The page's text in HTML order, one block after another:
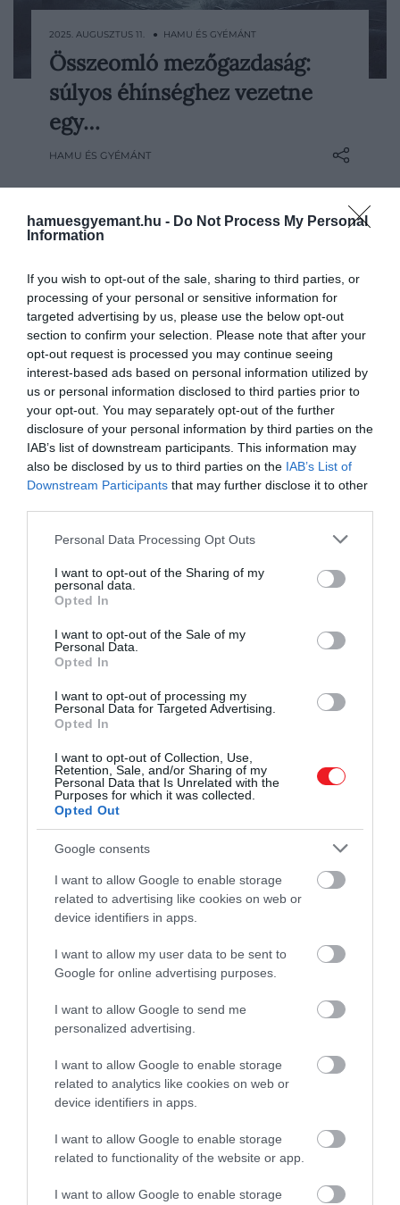
hamuesgyemant.hu - Do Not Process My Personal
Information
If you wish to opt-out of the sale, sharing to third parties, or
processing of your personal or sensitive information for
targeted advertising by us, please use the below opt-out
section to confirm your selection. Please note that after your
opt-out request is processed you may continue seeing
interest-based ads based on personal information utilized by
us or personal information disclosed to third parties prior to
your opt-out. You may separately opt-out of the further
disclosure of your personal information by third parties on the
IAB’s list of downstream participants. This information may
also be disclosed by us to third parties on the IAB’s List of
Downstream Participants that may further disclose it to other
Please note that this website/app uses one or more Google
not limited to your visit or usage behaviour. You may click to
grant or deny consent to Google and its third-party tags to
use your data for below specified purposes in below Google
consent section.
Personal Data Processing Opt Outs
I want to opt-out of the Sharing of my
personal data.
Opted In
I want to opt-out of the Sale of my
Personal Data.
Opted In
I want to opt-out of processing my
Personal Data for Targeted Advertising.
Opted In
I want to opt-out of Collection, Use,
Retention, Sale, and/or Sharing of my
Personal Data that Is Unrelated with the
Purposes for which it was collected.
Opted Out
Google consents
I want to allow Google to enable storage
related to advertising like cookies on web or
device identifiers in apps.
I want to allow my user data to be sent to
Google for online advertising purposes.
I want to allow Google to send me
personalized advertising.
I want to allow Google to enable storage
related to analytics like cookies on web or
device identifiers in apps.
I want to allow Google to enable storage
related to functionality of the website or app.
I want to allow Google to enable storage
Egy esetleges nukleáris háború nemcsak
a célponttá vált városokat fenyegeti – a
hatásai az egész bolygóra kiterjedhetnek.
Egy friss amerikai kutatás szerint az
úgynevezett nukleáris tél drasztikus
vezetne.
2025. AUGUSZTUS 11. ● HAMU ÉS GYÉMÁNT
Összeomló mezőgazdaság:
súlyos éhínséghez vezetne
egy…
HAMU ÉS GYÉMÁNT
A hidegháború és a jelenlegi orosz-ukrán
konfliktus okán az emberek jelentős része
kifejezetten fél az atomháborútól, illetve a
nukleáris téltől. De a pontos részletek
egy ilyen eseménytől, a legtöbbek
A szakértők szerint így
lehetne elkerülni az
atomháborút